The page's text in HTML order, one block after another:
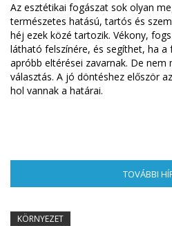
Az esztétikai fogászat sok olyan
természetes hatású, tartós és
héj ezek közé tartozik. Vékony,
látható felszínére, és segíthet, ha
apróbb eltérései zavarnak. De nem
választás. A jó döntéshez először
hol vannak a határai.
TOVÁBBI
KÖRNYEZET